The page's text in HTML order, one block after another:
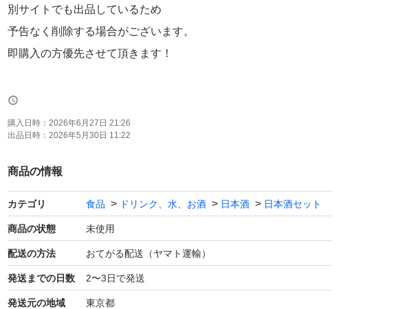
別サイトでも出品しているため
予告なく削除する場合がございます。
即購入の方優先させて頂きます！
トラブル防止の為、返品、返金はお断りします。
よろしくお願いします！！
・Yahoo!フリマの仕様につきクール便での発送は行なっておりま
せん。ご了承ください。
・購入意思のない価格相談はお辞めください。
・20歳未満の方には販売しません。
購入日時： 2026年6月27日 21:26
出品日時： 2026年5月30日 11:22
商品の情報
カテゴリ 食品 ドリンク、水、お酒 日本酒 日本酒セット
商品の状態 未使用
配送の方法 おてがる配送（ヤマト運輸）
発送までの日数 2〜3日で発送
発送元の地域 東京都